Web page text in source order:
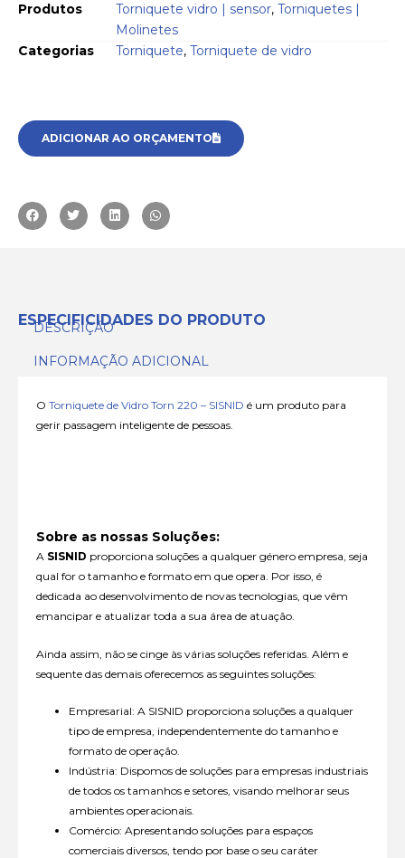
Produtos
Torniquete vidro | sensor, Torniquetes |
Molinetes
Categorias
Torniquete, Torniquete de vidro
ADICIONAR AO ORÇAMENTO
ESPECIFICIDADES DO PRODUTO
DESCRIÇÃO
INFORMAÇÃO ADICIONAL
O Torniquete de Vidro Torn 220 – SISNID é um produto para
gerir passagem inteligente de pessoas.
Sobre as nossas Soluções:
A SISNID proporciona soluções a qualquer género empresa, seja
qual for o tamanho e formato em que opera. Por isso, é
dedicada ao desenvolvimento de novas tecnologias, que vêm
emancipar e atualizar toda a sua área de atuação.
Ainda assim, não se cinge às várias soluções referidas. Além e
sequente das demais oferecemos as seguintes soluções:
Empresarial: A SISNID proporciona soluções a qualquer
tipo de empresa, independentemente do tamanho e
formato de operação.
Indústria: Dispomos de soluções para empresas industriais
de todos os tamanhos e setores, visando melhorar seus
ambientes operacionais.
Comércio: Apresentando soluções para espaços
comerciais diversos, tendo por base o seu caráter